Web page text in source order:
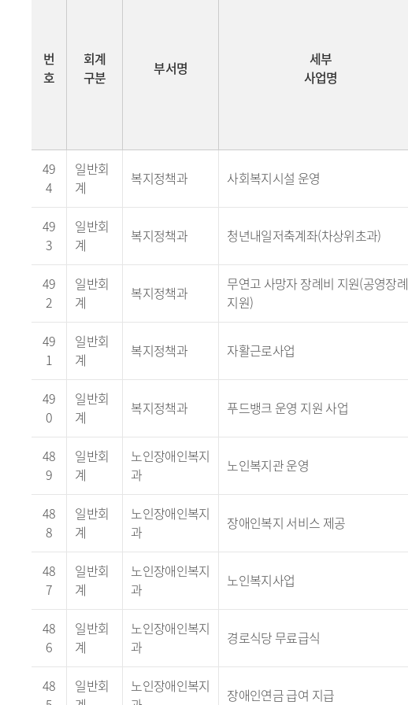
번
호
회계
구분
부서명
세부
사업명
49
4
일반회
계
복지정책과 사회복지시설 운영
49
3
일반회
계
복지정책과 청년내일저축계좌(차상위초과)
49
2
일반회
계
복지정책과
무연고 사망자 장례비 지원(공영장례
지원)
49
1
일반회
계
복지정책과 자활근로사업
49
0
일반회
계
복지정책과 푸드뱅크 운영 지원 사업
48
9
일반회
계
노인장애인복지
과
노인복지관 운영
48
8
일반회
계
노인장애인복지
과
장애인복지 서비스 제공
48
7
일반회
계
노인장애인복지
과
노인복지사업
48
6
일반회
계
노인장애인복지
과
경로식당 무료급식
48
일반회
노인장애인복지
장애인연금 급여 지급